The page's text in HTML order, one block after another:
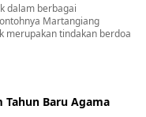
dalam berbagai
Martangiang
merupakan tindakan berdoa
Tahun Baru Agama